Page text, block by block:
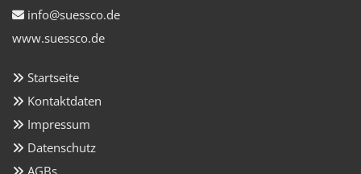
 info@suessco.de
www.suessco.de
 Startseite
 Kontaktdaten
 Impressum
 Datenschutz
 AGBs